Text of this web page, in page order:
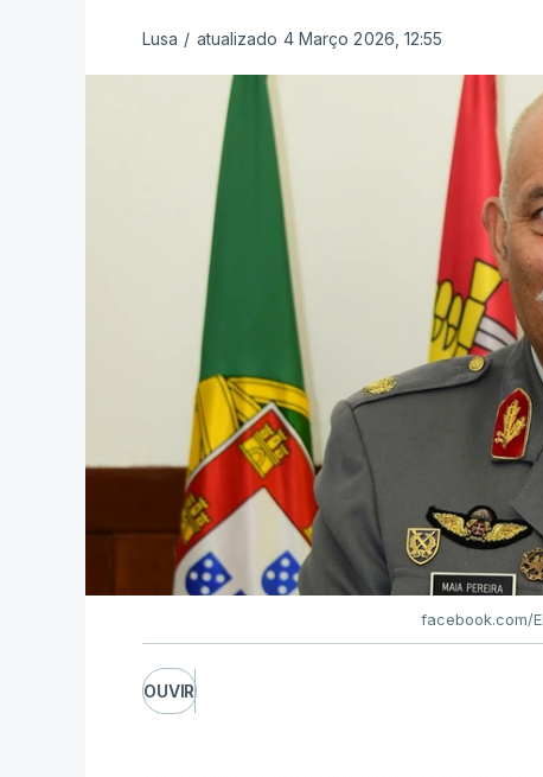
Lusa / atualizado 4 Março 2026, 12:55
facebook.com/
OUVIR